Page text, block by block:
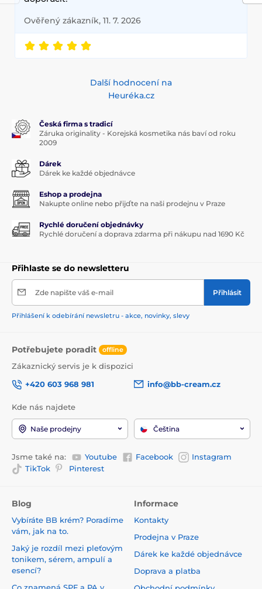
Ověřený zákazník, 11. 7. 2026
Další hodnocení na
Heuréka.cz
Česká firma s tradicí
Záruka originality - Korejská kosmetika nás baví od roku
2009
Dárek
Dárek ke každé objednávce
Eshop a prodejna
Nakupte online nebo přijďte na naši prodejnu v Praze
Rychlé doručení objednávky
Rychlé doručení a doprava zdarma při nákupu nad 1690 Kč
Přihlaste se do newsletteru
Zde napište váš e-mail Přihlásit
Přihlášení k odebírání newsletru - akce, novinky, slevy
Potřebujete poradit offline
Zákaznický servis je k dispozici
+420 603 968 981
info@bb-cream.cz
Kde nás najdete
Naše prodejny Čeština
Jsme také na: Youtube Facebook
Instagram
TikTok
Pinterest
Blog
Vybíráte BB krém? Poradíme
vám, jak na to.
Jaký je rozdíl mezi pleťovým
tonikem, sérem, ampulí a
esencí?
Informace
Kontakty
Prodejna v Praze
Dárek ke každé objednávce
Doprava a platba